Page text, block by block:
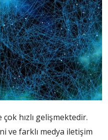
hızlı gelişmektedir.
ve farklı medya iletişim